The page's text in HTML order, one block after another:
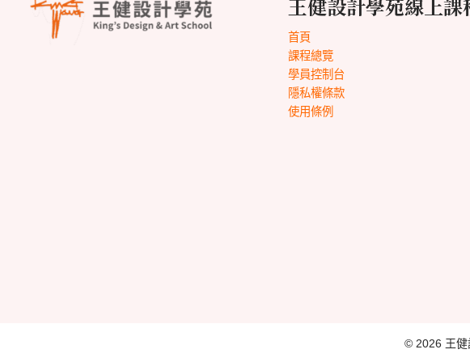
王健設計學苑線上課
首頁
課程總覽
學員控制台
隱私權條款
使用條例
© 2026 王健